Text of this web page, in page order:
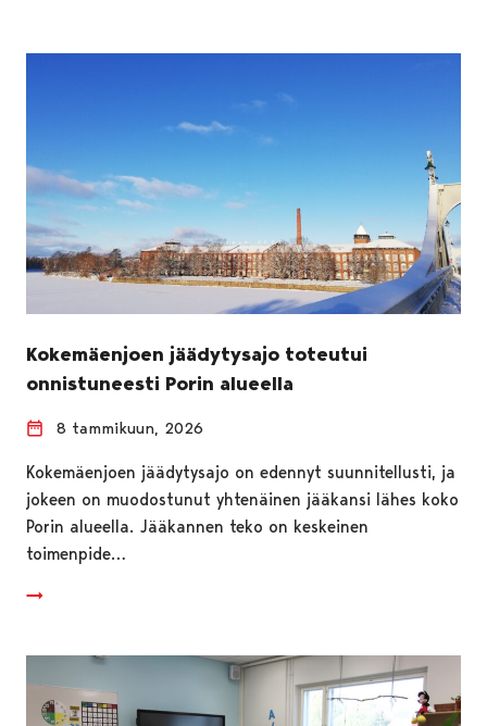
Kokemäenjoen jäädytysajo toteutui
onnistuneesti Porin alueella
8 tammikuun, 2026
Kokemäenjoen jäädytysajo on edennyt suunnitellusti, ja
jokeen on muodostunut yhtenäinen jääkansi lähes koko
Porin alueella. Jääkannen teko on keskeinen
toimenpide…